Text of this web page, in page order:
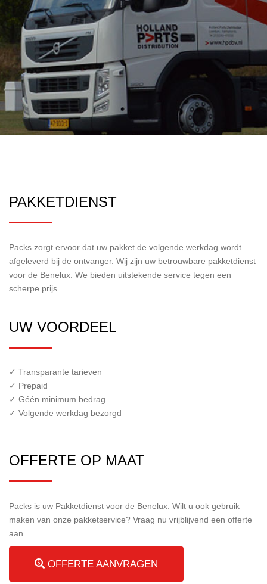
PAKKETDIENST
Packs zorgt ervoor dat uw pakket de volgende werkdag wordt
afgeleverd bij de ontvanger. Wij zijn uw betrouwbare pakketdienst
voor de Benelux. We bieden uitstekende service tegen een
scherpe prijs.
UW VOORDEEL
✓ Transparante tarieven
✓ Prepaid
✓ Géén minimum bedrag
✓ Volgende werkdag bezorgd
OFFERTE OP MAAT
Packs is uw Pakketdienst voor de Benelux. Wilt u ook gebruik
maken van onze pakketservice? Vraag nu vrijblijvend een offerte
aan.
OFFERTE AANVRAGEN